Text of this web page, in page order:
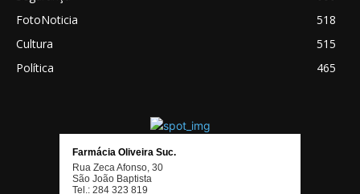
FotoNoticia
518
Cultura
515
Política
465